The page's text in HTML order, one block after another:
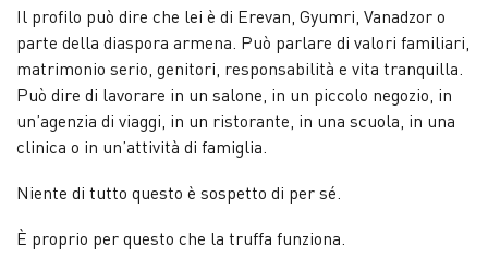
Il profilo può dire che lei è di Erevan, Gyumri, Vanadzor o
parte della diaspora armena. Può parlare di valori familiari,
matrimonio serio, genitori, responsabilità e vita tranquilla.
Può dire di lavorare in un salone, in un piccolo negozio, in
un’agenzia di viaggi, in un ristorante, in una scuola, in una
clinica o in un’attività di famiglia.
Niente di tutto questo è sospetto di per sé.
È proprio per questo che la truffa funziona.